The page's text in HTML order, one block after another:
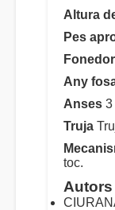
Altura
Pes
Fonedor
Any
Anses 3
Truja
toc.